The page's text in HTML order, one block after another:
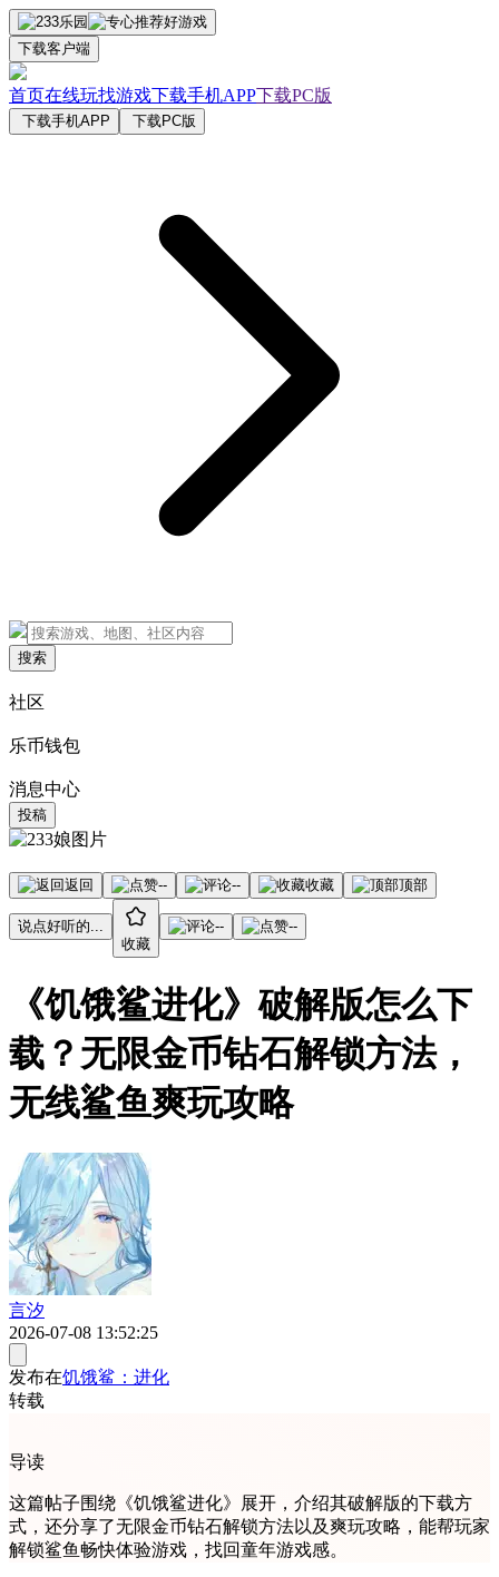
下载客户端
首页在线玩找游戏下载手机APP下载PC版
下载手机APP 下载PC版
搜索
社区
乐币钱包
消息中心
投稿
返回 -- -- 收藏 顶部
说点好听的...
收藏
-- --
《饥饿鲨进化》破解版怎么下
载？无限金币钻石解锁方法，
无线鲨鱼爽玩攻略
言汐
2026-07-08 13:52:25
发布在饥饿鲨：进化
转载
导读
这篇帖子围绕《饥饿鲨进化》展开，介绍其破解版的下载方
式，还分享了无限金币钻石解锁方法以及爽玩攻略，能帮玩家
解锁鲨鱼畅快体验游戏，找回童年游戏感。